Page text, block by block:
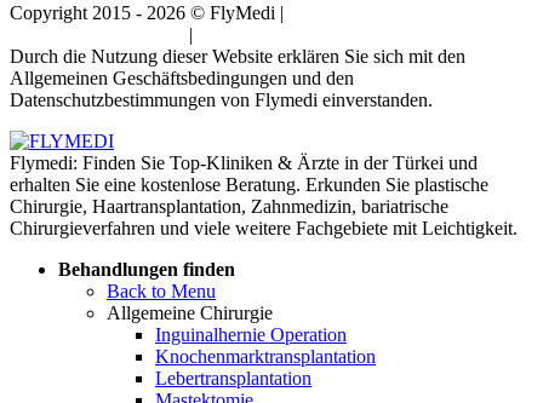
Copyright 2015 - 2026 © FlyMedi |
|
Durch die Nutzung dieser Website erklären Sie sich mit den
Allgemeinen Geschäftsbedingungen und den
Datenschutzbestimmungen von Flymedi einverstanden.
Flymedi: Finden Sie Top-Kliniken & Ärzte in der Türkei und
erhalten Sie eine kostenlose Beratung. Erkunden Sie plastische
Chirurgie, Haartransplantation, Zahnmedizin, bariatrische
Chirurgieverfahren und viele weitere Fachgebiete mit Leichtigkeit.
Behandlungen finden
Back to Menu
Allgemeine Chirurgie
Inguinalhernie Operation
Knochenmarktransplantation
Lebertransplantation